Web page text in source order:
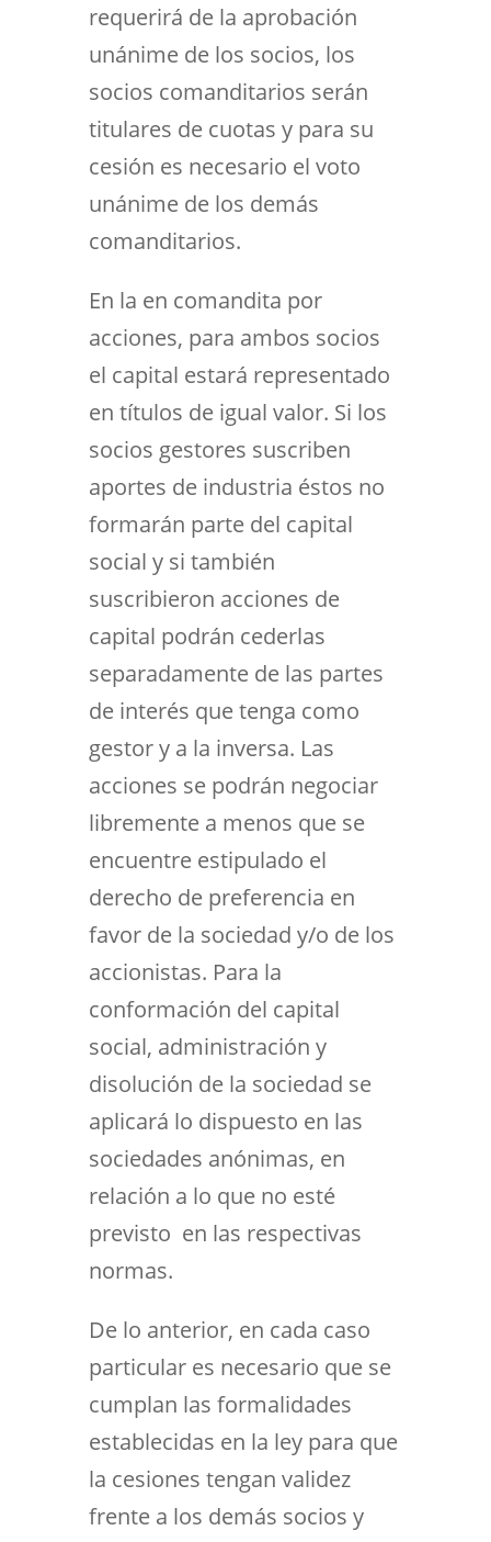
requerirá de la aprobación
unánime de los socios, los
socios comanditarios serán
titulares de cuotas y para su
cesión es necesario el voto
unánime de los demás
comanditarios.
En la en comandita por
acciones, para ambos socios
el capital estará representado
en títulos de igual valor. Si los
socios gestores suscriben
aportes de industria éstos no
formarán parte del capital
social y si también
suscribieron acciones de
capital podrán cederlas
separadamente de las partes
de interés que tenga como
gestor y a la inversa. Las
acciones se podrán negociar
libremente a menos que se
encuentre estipulado el
derecho de preferencia en
favor de la sociedad y/o de los
accionistas. Para la
conformación del capital
social, administración y
disolución de la sociedad se
aplicará lo dispuesto en las
sociedades anónimas, en
relación a lo que no esté
previsto en las respectivas
normas.
De lo anterior, en cada caso
particular es necesario que se
cumplan las formalidades
establecidas en la ley para que
la cesiones tengan validez
frente a los demás socios y